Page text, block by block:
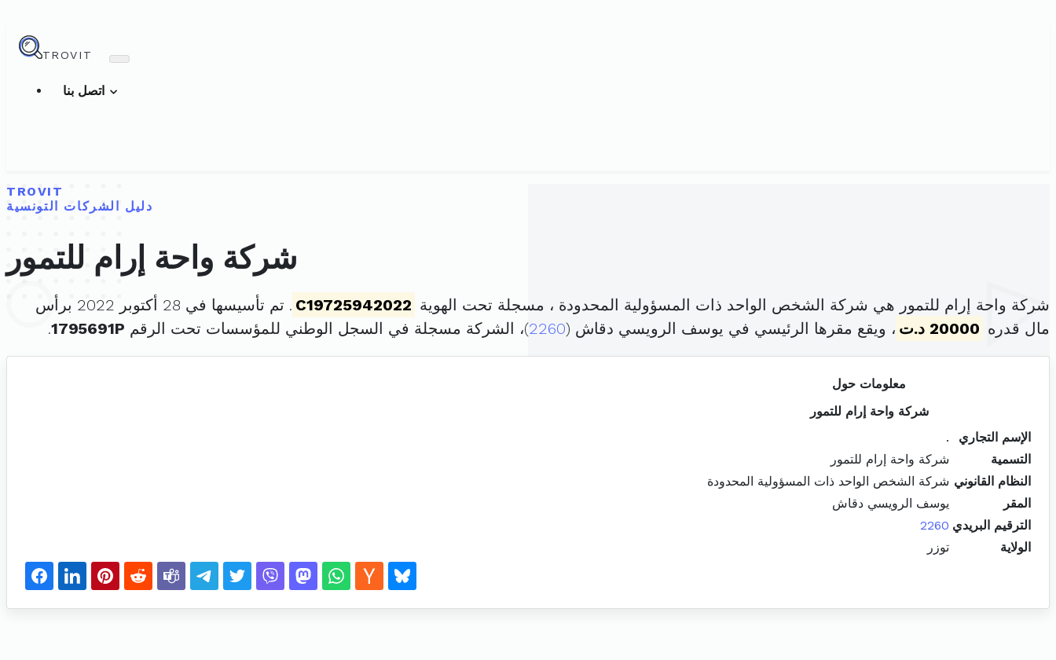
TROVIT
TROVIT
دليل الشركات التونسية
شركة واحة إرام للتمور
شركة واحة إرام للتمور هي شركة الشخص الواحد ذات المسؤولية المحدودة ، مسجلة تحت الهوية C19725942022
. تم تأسيسها في 28 أكتوبر 2022 برأس
مال قدره 20000 د.ت ، ويقع مقرها الرئيسي في يوسف الرويسي دقاش (2260)، الشركة مسجلة في السجل الوطني للمؤسسات تحت الرقم 1795691P
.
معلومات حول
شركة واحة إرام للتمور
الإسم التجاري
.
التسمية
شركة واحة إرام للتمور
النظام القانوني شركة الشخص الواحد ذات المسؤولية المحدودة
المقر
يوسف الرويسي دقاش
الترقيم البريدي 2260
الولاية
توزر